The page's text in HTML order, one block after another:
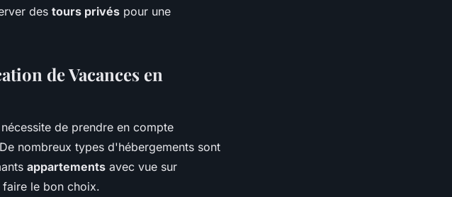
des tours privés pour une
de Vacances en
de prendre en compte
nombreux types d'hébergements sont
appartements avec vue sur
le bon choix.